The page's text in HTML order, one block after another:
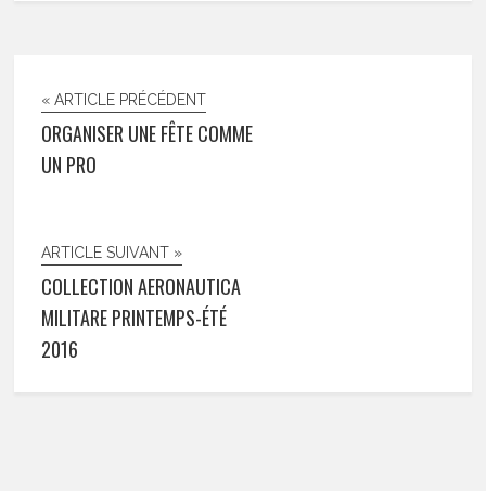
« ARTICLE PRÉCÉDENT
ORGANISER UNE FÊTE COMME
UN PRO
ARTICLE SUIVANT »
COLLECTION AERONAUTICA
MILITARE PRINTEMPS-ÉTÉ
2016